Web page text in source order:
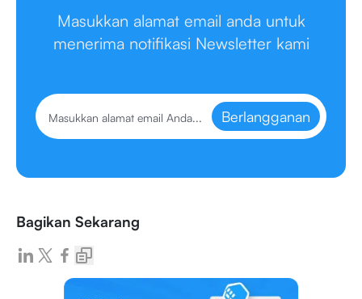
Masukkan alamat email anda untuk
menerima notifikasi Newsletter kami
Berlangganan
Bagikan Sekarang